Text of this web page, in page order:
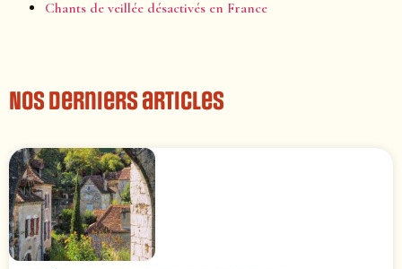
Chants de veillée désactivés en France
Nos derniers articles